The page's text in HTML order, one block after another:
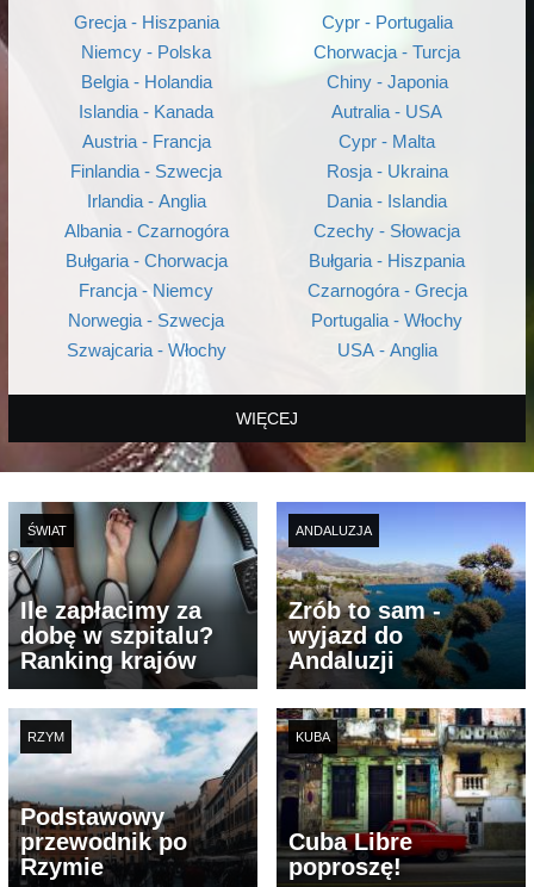
Grecja - Hiszpania
Niemcy - Polska
Belgia - Holandia
Islandia - Kanada
Austria - Francja
Finlandia - Szwecja
Irlandia - Anglia
Albania - Czarnogóra
Bułgaria - Chorwacja
Francja - Niemcy
Norwegia - Szwecja
Szwajcaria - Włochy
Cypr - Portugalia
Chorwacja - Turcja
Chiny - Japonia
Autralia - USA
Cypr - Malta
Rosja - Ukraina
Dania - Islandia
Czechy - Słowacja
Bułgaria - Hiszpania
Czarnogóra - Grecja
Portugalia - Włochy
USA - Anglia
WIĘCEJ
ŚWIAT
Ile zapłacimy za
dobę w szpitalu?
Ranking krajów
ANDALUZJA
Zrób to sam -
wyjazd do
Andaluzji
RZYM
Podstawowy
przewodnik po
Rzymie
KUBA
Cuba Libre
poproszę!